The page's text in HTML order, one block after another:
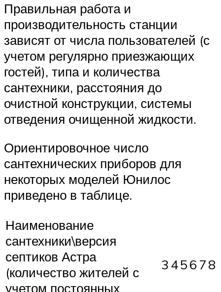
Правильная работа и
производительность станции
зависят от числа пользователей (с
учетом регулярно приезжающих
гостей), типа и количества
сантехники, расстояния до
очистной конструкции, системы
отведения очищенной жидкости.
Ориентировочное число
сантехнических приборов для
некоторых моделей Юнилос
приведено в таблице.
Наименование
сантехники\версия
септиков Астра
(количество жителей с
учетом постоянных
3 456 78